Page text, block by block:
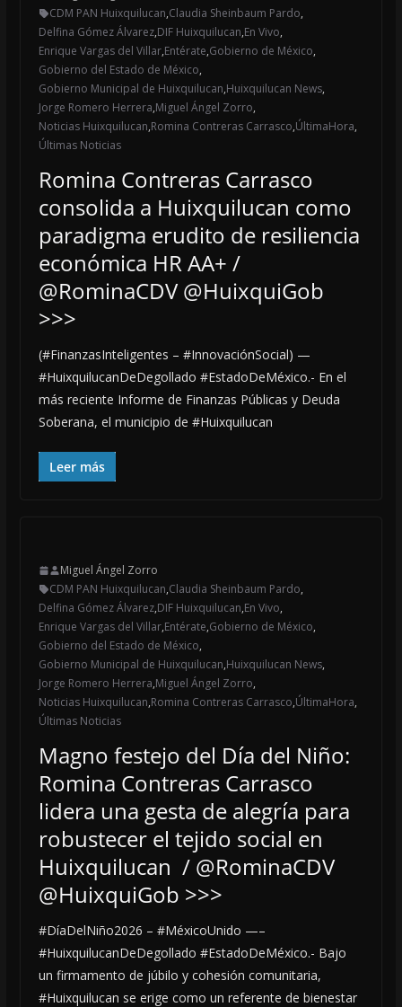
CDM PAN Huixquilucan,Claudia Sheinbaum Pardo,
Delfina Gómez Álvarez,DIF Huixquilucan,En Vivo,
Enrique Vargas del Villar,Entérate,Gobierno de México,
Gobierno del Estado de México,
Gobierno Municipal de Huixquilucan,Huixquilucan News,
Jorge Romero Herrera,Miguel Ángel Zorro,
Noticias Huixquilucan,Romina Contreras Carrasco,ÚltimaHora,
Últimas Noticias
Romina Contreras Carrasco
consolida a Huixquilucan como
paradigma erudito de resiliencia
económica HR AA+ /
@RominaCDV @HuixquiGob
>>>
(#FinanzasInteligentes – #InnovaciónSocial) —
#HuixquilucanDeDegollado #EstadoDeMéxico.- En el
más reciente Informe de Finanzas Públicas y Deuda
Soberana, el municipio de #Huixquilucan
Leer más
Miguel Ángel Zorro
CDM PAN Huixquilucan,Claudia Sheinbaum Pardo,
Delfina Gómez Álvarez,DIF Huixquilucan,En Vivo,
Enrique Vargas del Villar,Entérate,Gobierno de México,
Gobierno del Estado de México,
Gobierno Municipal de Huixquilucan,Huixquilucan News,
Jorge Romero Herrera,Miguel Ángel Zorro,
Noticias Huixquilucan,Romina Contreras Carrasco,ÚltimaHora,
Últimas Noticias
Magno festejo del Día del Niño:
Romina Contreras Carrasco
lidera una gesta de alegría para
robustecer el tejido social en
Huixquilucan / @RominaCDV
@HuixquiGob >>>
#DíaDelNiño2026 – #MéxicoUnido —–
#HuixquilucanDeDegollado #EstadoDeMéxico.- Bajo
un firmamento de júbilo y cohesión comunitaria,
#Huixquilucan se erige como un referente de bienestar